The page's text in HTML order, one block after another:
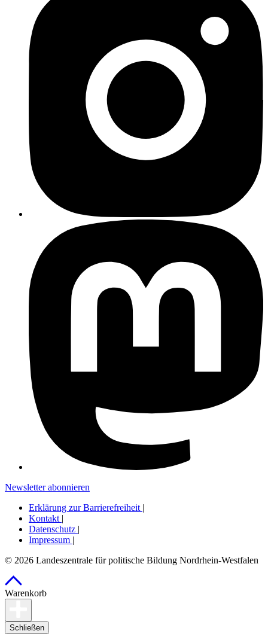
Newsletter abonnieren
Erklärung zur Barrierefreiheit |
Kontakt |
Datenschutz |
Impressum |
© 2026 Landeszentrale für politische Bildung Nordrhein-Westfalen
Warenkorb
Schließen